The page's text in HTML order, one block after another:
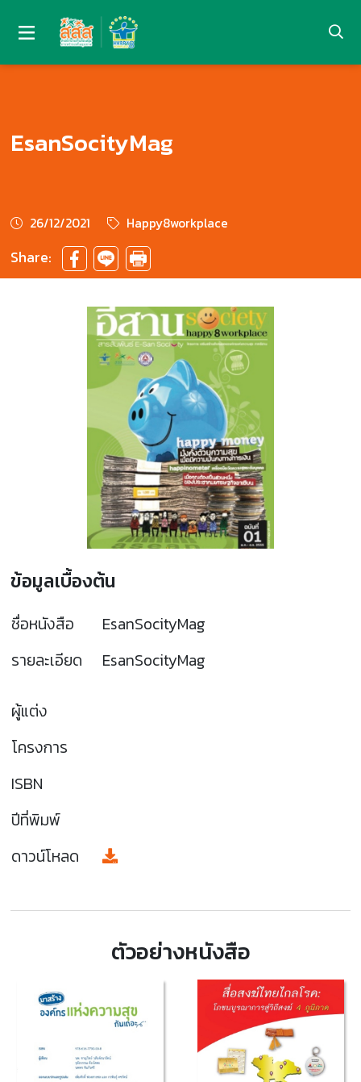
EsanSocityMag
26/12/2021 Happy8workplace
Share:
ข้อมูลเบื้องต้น
ชื่อหนังสือ
EsanSocityMag
รายละเอียด
EsanSocityMag
ผู้แต่ง
โครงการ
ISBN
ปีที่พิมพ์
ดาวน์โหลด
ตัวอย่างหนังสือ